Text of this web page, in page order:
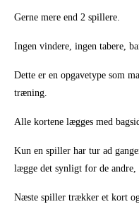
Gerne mere end 2 spillere.
Ingen vindere, ingen tabere,
Dette er en opgavetype som
træning.
Alle kortene lægges med
Kun en spiller har tur ad
lægge det synligt for de
Næste spiller trækker et kort